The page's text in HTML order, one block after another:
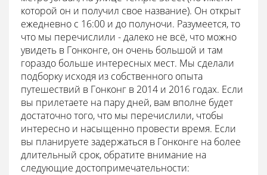
которой он и получил свое название). Он открыт
ежедневно с 16:00 и до полуночи. Разумеется, то
что мы перечислили - далеко не всё, что можно
увидеть в Гонконге, он очень большой и там
гораздо больше интересных мест. Мы сделали
подборку исходя из собственного опыта
путешествий в Гонконг в 2014 и 2016 годах. Если
вы прилетаете на пару дней, вам вполне будет
достаточно того, что мы перечислили, чтобы
интересно и насыщенно провести время. Если
вы планируете задержаться в Гонконге на более
длительный срок, обратите внимание на
следующие достопримечательности: